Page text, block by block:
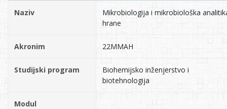
Naziv
Mikrobiologija i mikrobiološka
hrane
Akronim 22MMAH
Studijski program
Biohemijsko inženjerstvo i
biotehnologija
Modul